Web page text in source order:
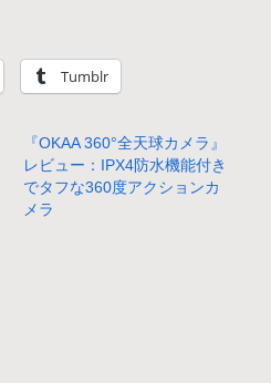
Tumblr
『OKAA 360°全天球カメラ』
レビュー：IPX4防水機能付き
でタフな360度アクションカ
メラ